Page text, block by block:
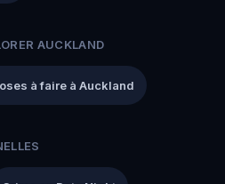
AUCKLAND
à faire à Auckland